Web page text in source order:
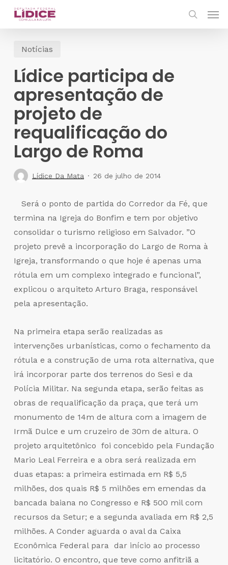
Skip
contentNotícias
Lídice participa de
apresentação de
projeto de
requalificação do
Largo de Roma
Lídice Da Mata 26 de julho de 2014
Será o ponto de partida do Corredor da Fé, que
termina na Igreja do Bonfim e tem por objetivo
consolidar o turismo religioso em Salvador. ”O
projeto prevê a incorporação do Largo de Roma à
Igreja, transformando o que hoje é apenas uma
rótula em um complexo integrado e funcional”,
explicou o arquiteto Arturo Braga, responsável
pela apresentação.
Na primeira etapa serão realizadas as
intervenções urbanísticas, como o fechamento da
rótula e a construção de uma rota alternativa, que
irá incorporar parte dos terrenos do Sesi e da
Polícia Militar. Na segunda etapa, serão feitas as
obras de requalificação da praça, que terá um
monumento de 14m de altura com a imagem de
Irmã Dulce e um cruzeiro de 30m de altura. O
projeto arquitetônico foi concebido pela Fundação
Mario Leal Ferreira e a obra será realizada em
duas etapas: a primeira estimada em R$ 5,5
milhões, dos quais R$ 5 milhões em emendas da
bancada baiana no Congresso e R$ 500 mil com
recursos da Setur; e a segunda avaliada em R$ 2,5
milhões. A Conder aguarda o aval da Caixa
Econômica Federal para dar início ao processo
licitatório. O encontro, que teve como anfitriã a